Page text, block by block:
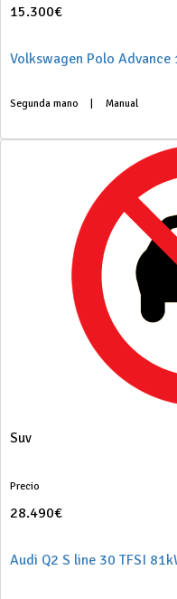
15.300€
Volkswagen Polo Advance
Segunda mano Manual
Suv
Precio
28.490€
Audi Q2 S line 30 TFSI